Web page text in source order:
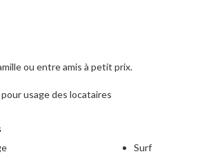
ou entre amis à petit prix.
usage des locataires
Surf